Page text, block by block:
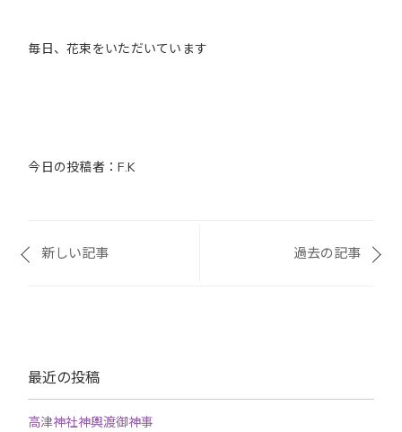
毎日、花束をいただいています
今日の投稿者：F.K
新しい記事 過去の記事
最近の投稿
高津神社神輿渡御神事